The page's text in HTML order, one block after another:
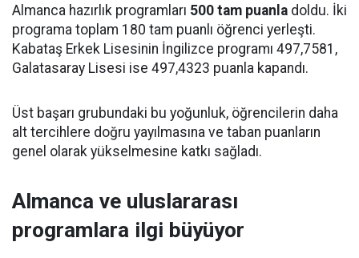
Almanca hazırlık programları 500 tam puanla doldu. İki
programa toplam 180 tam puanlı öğrenci yerleşti.
Kabataş Erkek Lisesinin İngilizce programı 497,7581,
Galatasaray Lisesi ise 497,4323 puanla kapandı.
Üst başarı grubundaki bu yoğunluk, öğrencilerin daha
alt tercihlere doğru yayılmasına ve taban puanların
genel olarak yükselmesine katkı sağladı.
Almanca ve uluslararası
programlara ilgi büyüyor